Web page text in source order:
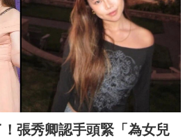
張秀卿認手頭緊「為女兒